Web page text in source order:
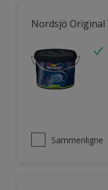
Nordsjö
Sammenligne